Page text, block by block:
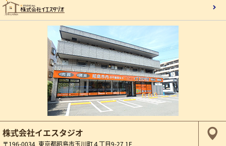
株式会社イエスタジオ
〒196-0034 東京都昭島市玉川町４丁目9-27 1F